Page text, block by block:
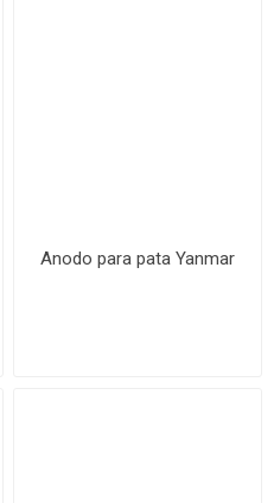
Anodo para pata Yanmar